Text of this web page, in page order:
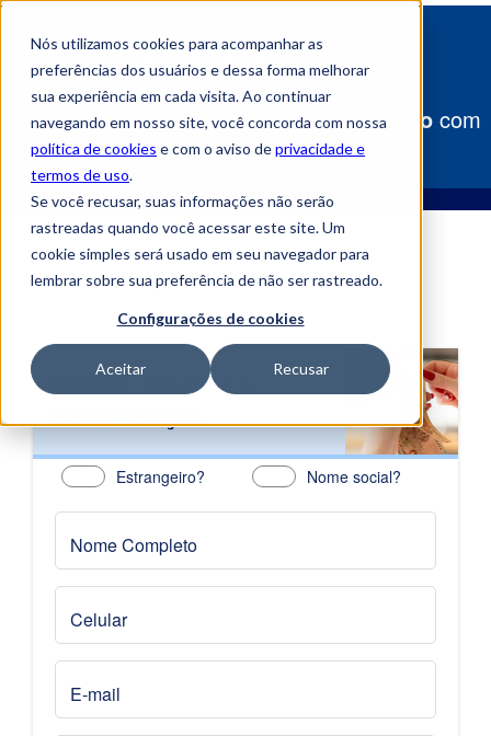
Nós utilizamos cookies para acompanhar as
preferências dos usuários e dessa forma melhorar
sua experiência em cada visita. Ao continuar
navegando em nosso site, você concorda com nossa
política de cookies e com o aviso deprivacidade e
termos de uso.
Se você recusar, suas informações não serão
rastreadas quando você acessar este site. Um
cookie simples será usado em seu navegador para
lembrar sobre sua preferência de não ser rastreado.
Configurações de cookies
Aceitar Recusar
Construaseu caminho para o sucesso com
a Uniube!
Cargos, Salários e
Remuneração
Estrangeiro? Nome social?
Nome Completo
Celular
E-mail